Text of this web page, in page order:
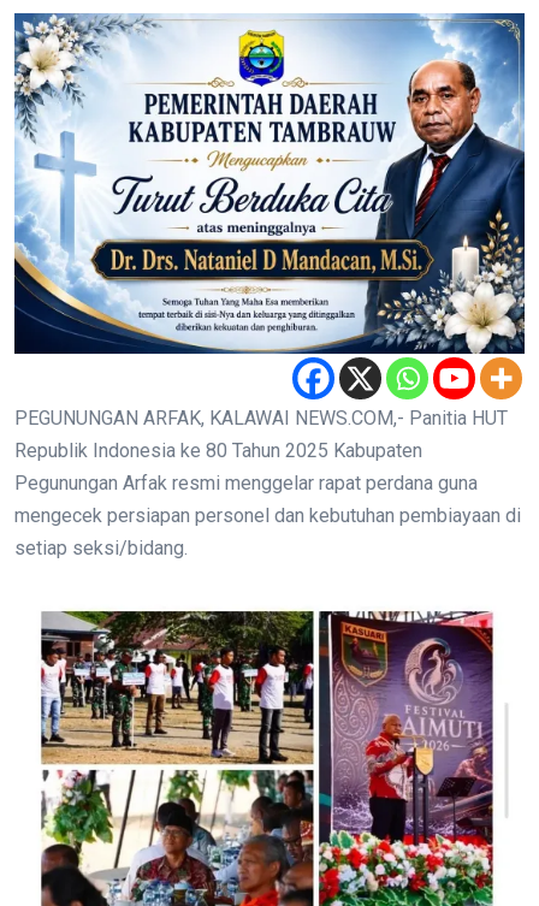
PEGUNUNGAN ARFAK, KALAWAI NEWS.COM,- Panitia HUT
Republik Indonesia ke 80 Tahun 2025 Kabupaten
Pegunungan Arfak resmi menggelar rapat perdana guna
mengecek persiapan personel dan kebutuhan pembiayaan di
setiap seksi/bidang.